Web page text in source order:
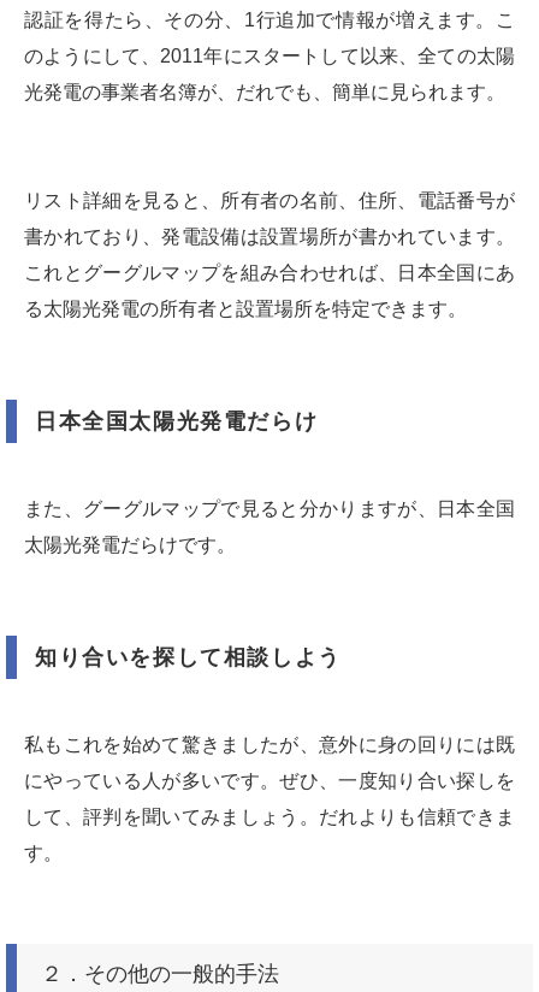
認証を得たら、その分、1行追加で情報が増えます。こ
のようにして、2011年にスタートして以来、全ての太陽
光発電の事業者名簿が、だれでも、簡単に見られます。
リスト詳細を見ると、所有者の名前、住所、電話番号が
書かれており、発電設備は設置場所が書かれています。
これとグーグルマップを組み合わせれば、日本全国にあ
る太陽光発電の所有者と設置場所を特定できます。
日本全国太陽光発電だらけ
また、グーグルマップで見ると分かりますが、日本全国
太陽光発電だらけです。
知り合いを探して相談しよう
私もこれを始めて驚きましたが、意外に身の回りには既
にやっている人が多いです。ぜひ、一度知り合い探しを
して、評判を聞いてみましょう。だれよりも信頼できま
す。
２．その他の一般的手法